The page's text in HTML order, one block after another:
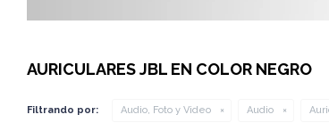
AURICULARES JBL EN COLOR NEGRO
Filtrando por: Audio, Foto y Video Audio